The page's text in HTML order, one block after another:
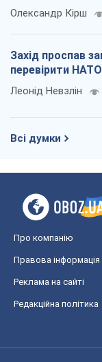
Олександр Кірш
Захід проспав
перевірити
Леонід Невзлін
Всі думки
Про компанію
Правова інформація
Реклама на сайті
Редакційна політика